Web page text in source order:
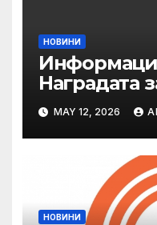
НОВИНИ
Наградата
на ОАЕ
MAY 12, 2026
НОВИНИ